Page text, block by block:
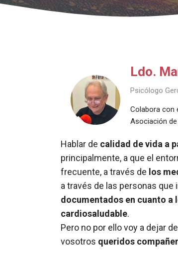
Ldo.
Psicólogo
Colabora con
Asociación de
Hablar de calidad de vida a
principalmente, a que el
frecuente, a través de los
a través de las personas
documentados en cuanto a
cardiosaludable.
Pero no por ello voy a dejar
vosotros queridos